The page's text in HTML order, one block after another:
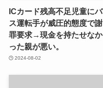
ICカード残高不足児童にバ
ス運転手が威圧的態度で謝
罪要求→現金を持たせなか
った親が悪い。
2024-08-02